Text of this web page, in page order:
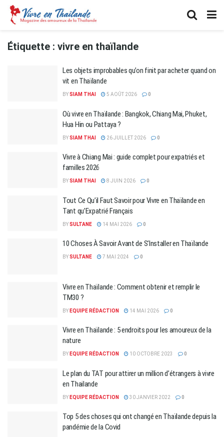
Étiquette : vivre en thaïlande
Les objets improbables qu’on finit par acheter quand on
vit en Thaïlande
BYSIAM THAI 5 AOÛT 2026 0
Où vivre en Thaïlande : Bangkok, Chiang Mai, Phuket,
Hua Hin ou Pattaya ?
BYSIAM THAI 26 JUILLET 2026 0
Vivre à Chiang Mai : guide complet pour expatriés et
familles 2026
BYSIAM THAI 8 JUIN 2026 0
Tout Ce Qu’il Faut Savoir pour Vivre en Thaïlande en
Tant qu’Expatrié Français
BYSULTANE 14 MAI 2026 0
10 Choses À Savoir Avant de S’Installer en Thaïlande
BYSULTANE 7 MAI 2024 0
Vivre en Thaïlande : Comment obtenir et remplir le
TM30 ?
BY EQUIPE RÉDACTION 14 MAI 2026 0
Vivre en Thaïlande : 5 endroits pour les amoureux de la
nature
BY EQUIPE RÉDACTION 10 OCTOBRE 2023 0
Le plan du TAT pour attirer un million d’étrangers à vivre
en Thailande
BY EQUIPE RÉDACTION 30 JANVIER 2022 0
Top 5 des choses qui ont changé en Thaïlande depuis la
pandémie de la Covid